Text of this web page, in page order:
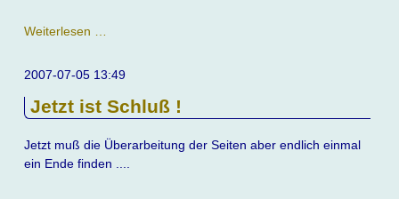
Weiterlesen …
2007-07-05 13:49
Jetzt ist Schluß !
Jetzt muß die Überarbeitung der Seiten aber endlich einmal
ein Ende finden ....